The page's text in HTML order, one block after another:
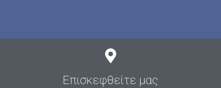
Επισκεφθείτε μας